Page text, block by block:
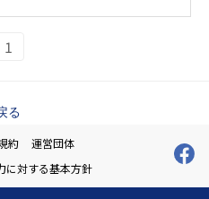
1
る
約
運営団体
に対する基本方針